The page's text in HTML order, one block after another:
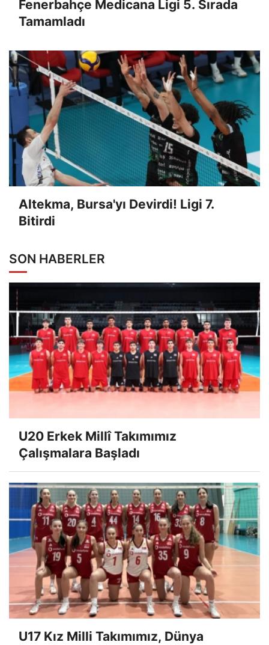
Fenerbahçe Medicana Ligi 5. Sırada
Tamamladı
Altekma, Bursa'yı Devirdi! Ligi 7.
Bitirdi
SON HABERLER
U20 Erkek Millî Takımımız
Çalışmalara Başladı
U17 Kız Milli Takımımız, Dünya